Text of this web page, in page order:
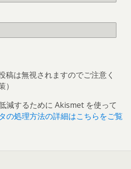
稿は無視されますのでご注意く
減するために Akismet を使って
の処理方法の詳細はこちらをご覧